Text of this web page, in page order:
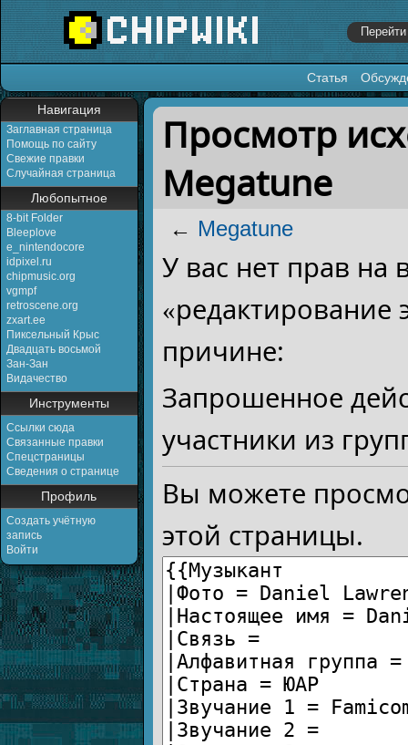
Статья
Навигация
Заглавная страница
Помощь по сайту
Свежие правки
Случайная страница
Любопытное
8-bit Folder
Bleeplove
e_nintendocore
idpixel.ru
chipmusic.org
vgmpf
retroscene.org
zxart.ee
Пиксельный Крыс
Двадцать восьмой
Зан-Зан
Видачество
Инструменты
Ссылки сюда
Связанные правки
Спецстраницы
Сведения о странице
Профиль
Создать учётную
запись
Войти
Перейти к:навигация,поиск
Просмотр
Megatune
← Megatune
У вас нет прав на
причине:
Запрошенное
участники из
Вы можете
этой страницы.